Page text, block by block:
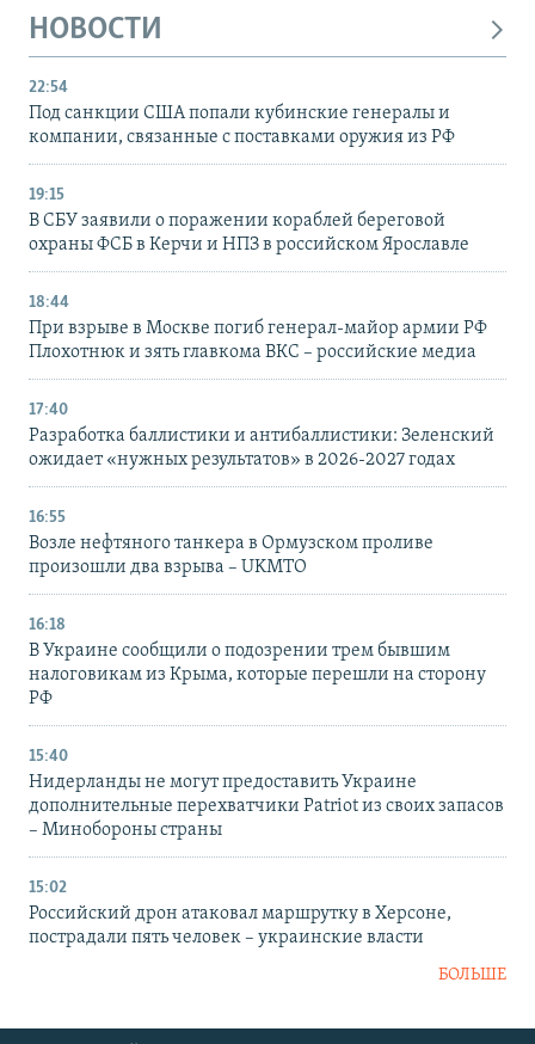
НОВОСТИ
22:54
Под санкции США попали кубинские генералы и
компании, связанные с поставками оружия из РФ
19:15
В СБУ заявили о поражении кораблей береговой
охраны ФСБ в Керчи и НПЗ в российском Ярославле
18:44
При взрыве в Москве погиб генерал-майор армии РФ
Плохотнюк и зять главкома ВКС – российские медиа
17:40
Разработка баллистики и антибаллистики: Зеленский
ожидает «нужных результатов» в 2026-2027 годах
16:55
Возле нефтяного танкера в Ормузском проливе
произошли два взрыва – UKMTO
16:18
В Украине сообщили о подозрении трем бывшим
налоговикам из Крыма, которые перешли на сторону
РФ
15:40
Нидерланды не могут предоставить Украине
дополнительные перехватчики Patriot из своих запасов
– Минобороны страны
15:02
Российский дрон атаковал маршрутку в Херсоне,
пострадали пять человек – украинские власти
БОЛЬШЕ